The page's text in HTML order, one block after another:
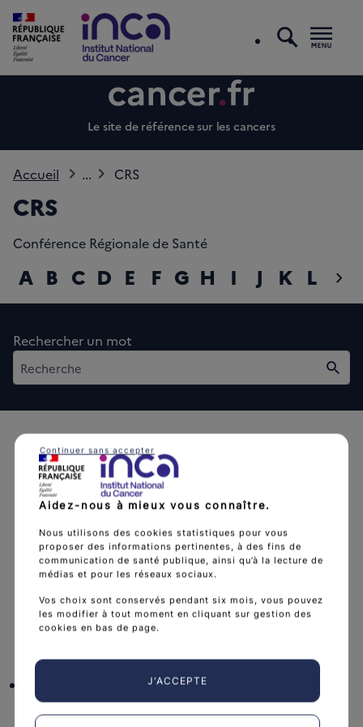
Le site de référence sur les cancers
Accueil ... CRS
CRS
Conférence Régionale de Santé
chevron_right
A B C D E F G H I J K L M
Rechercher un mot
sanitaire et scientifique en cancérologie de l’État.
Découvrir l’Institut arrow_forward
instagram
Aidez-nous à mieux vous connaître.
Nous utilisons des cookies statistiques pour vous
proposer des informations pertinentes, à des fins de
communication de santé publique, ainsi qu’à la lecture de
médias et pour les réseaux sociaux.
Vos choix sont conservés pendant six mois, vous pouvez
les modifier à tout moment en cliquant sur gestion des
cookies en bas de page.
J'ACCEPTE
Continuer sans accepter